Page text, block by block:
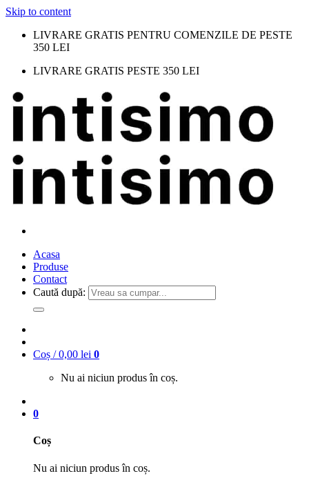
Skip to content
LIVRARE GRATIS PENTRU COMENZILE DE PESTE
350 LEI
LIVRARE GRATIS PESTE 350 LEI
Acasa
Produse
Contact
Caută după:
Coș /0,00 lei 0
Nu ai niciun produs în coș.
0
Coș
Nu ai niciun produs în coș.